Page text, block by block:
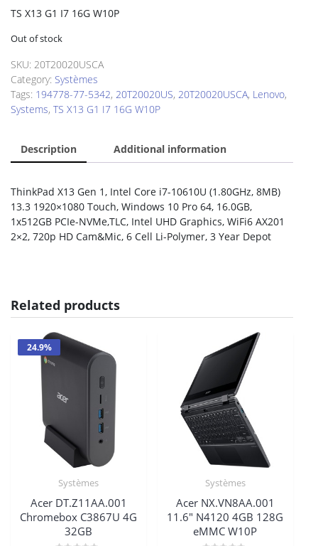
TS X13 G1 I7 16G W10P
Out of stock
SKU: 20T20020USCA
Category: Systèmes
Tags: 194778-77-5342, 20T20020US, 20T20020USCA, Lenovo,
Systems, TS X13 G1 I7 16G W10P
Description Additional information
ThinkPad X13 Gen 1, Intel Core i7-10610U (1.80GHz, 8MB)
13.3 1920×1080 Touch, Windows 10 Pro 64, 16.0GB,
1x512GB PCIe-NVMe,TLC, Intel UHD Graphics, WiFi6 AX201
2×2, 720p HD Cam&Mic, 6 Cell Li-Polymer, 3 Year Depot
Related products
24.9%
Systèmes
Acer DT.Z11AA.001
Chromebox C3867U 4G
32GB
Systèmes
Acer NX.VN8AA.001
11.6″ N4120 4GB 128G
eMMC W10P